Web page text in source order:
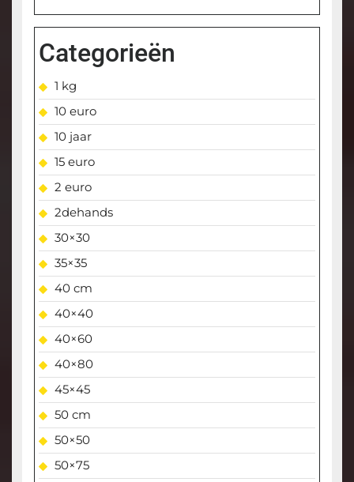
Categorieën
1 kg
10 euro
10 jaar
15 euro
2 euro
2dehands
30×30
35×35
40 cm
40×40
40×60
40×80
45×45
50 cm
50×50
50×75